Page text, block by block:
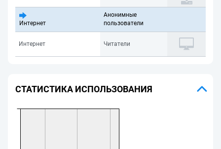
Интернет
Анонимные
пользователи
Интернет Читатели
СТАТИСТИКА ИСПОЛЬЗОВАНИЯ